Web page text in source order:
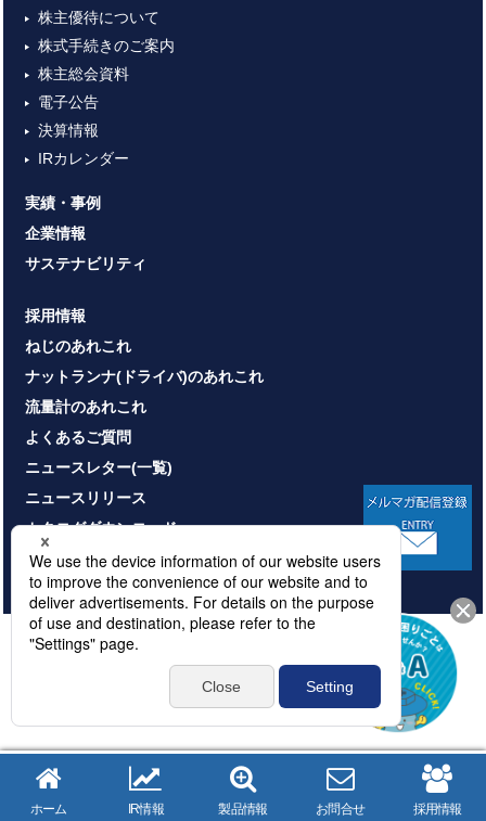
ホーム IR情報 製品情報 お問合せ 採用情報
株主優待について
株式手続きのご案内
株主総会資料
電子公告
決算情報
IRカレンダー
実績・事例
企業情報
サステナビリティ
採用情報
ねじのあれこれ
ナットランナ(ドライバ)のあれこれ
流量計のあれこれ
よくあるご質問
ニュースレター(一覧)
ニュースリリース
カタログダウンロード
お問い合わせ
プライバシーポリシー
情報セキュリティ基本方針
© NITTOSEIKO CO., LTD. All rights reserved.